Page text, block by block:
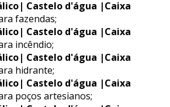
Castelo d'água |Caixa
fazendas;
Castelo d'água |Caixa
incêndio;
Castelo d'água |Caixa
hidrante;
Castelo d'água |Caixa
poços artesianos;